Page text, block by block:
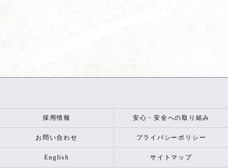
採用情報 安心・安全への取り組み
お問い合わせ プライバシーポリシー
English サイトマップ